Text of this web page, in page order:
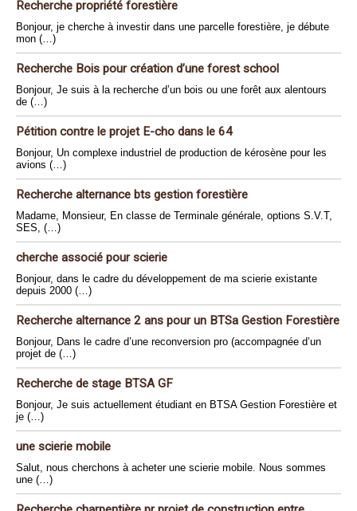
Recherche propriété forestière
Bonjour, je cherche à investir dans une parcelle forestière, je débute
mon (…)
Recherche Bois pour création d’une forest school
Bonjour, Je suis à la recherche d’un bois ou une forêt aux alentours
de (…)
Pétition contre le projet E-cho dans le 64
Bonjour, Un complexe industriel de production de kérosène pour les
avions (…)
Recherche alternance bts gestion forestière
Madame, Monsieur, En classe de Terminale générale, options S.V.T,
SES, (…)
cherche associé pour scierie
Bonjour, dans le cadre du développement de ma scierie existante
depuis 2000 (…)
Recherche alternance 2 ans pour un BTSa Gestion Forestière
Bonjour, Dans le cadre d’une reconversion pro (accompagnée d’un
projet de (…)
Recherche de stage BTSA GF
Bonjour, Je suis actuellement étudiant en BTSA Gestion Forestière et
je (…)
une scierie mobile
Salut, nous cherchons à acheter une scierie mobile. Nous sommes
une (…)